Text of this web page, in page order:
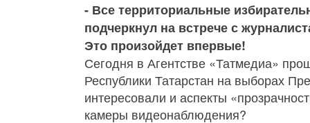
- Все территориальные
подчеркнул на встрече с
Это произойдет впервые!
Сегодня в Агентстве «Татмедиа»
Республики Татарстан на выборах
интересовали и аспекты
камеры видеонаблюдения?